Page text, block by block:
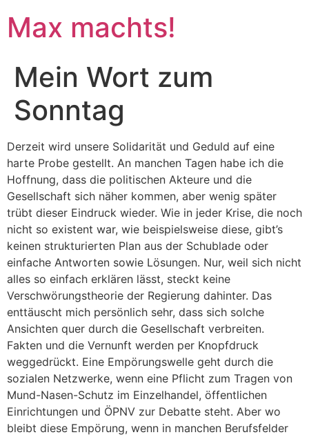
Max machts!
Mein Wort zum
Sonntag
Derzeit wird unsere Solidarität und Geduld auf eine
harte Probe gestellt. An manchen Tagen habe ich die
Hoffnung, dass die politischen Akteure und die
Gesellschaft sich näher kommen, aber wenig später
trübt dieser Eindruck wieder. Wie in jeder Krise, die noch
nicht so existent war, wie beispielsweise diese, gibt’s
keinen strukturierten Plan aus der Schublade oder
einfache Antworten sowie Lösungen. Nur, weil sich nicht
alles so einfach erklären lässt, steckt keine
Verschwörungstheorie der Regierung dahinter. Das
enttäuscht mich persönlich sehr, dass sich solche
Ansichten quer durch die Gesellschaft verbreiten.
Fakten und die Vernunft werden per Knopfdruck
weggedrückt. Eine Empörungswelle geht durch die
sozialen Netzwerke, wenn eine Pflicht zum Tragen von
Mund-Nasen-Schutz im Einzelhandel, öffentlichen
Einrichtungen und ÖPNV zur Debatte steht. Aber wo
bleibt diese Empörung, wenn in manchen Berufsfelder